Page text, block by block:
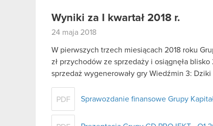
Wyniki za I kwartał 2018 r.
24 maja 2018
W pierwszych trzech miesiącach 2018 roku
zł przychodów ze sprzedaży i osiągnęła
sprzedaż wygenerowały gry Wiedźmin 3: Dziki
PDF Sprawozdanie finansowe Grupy